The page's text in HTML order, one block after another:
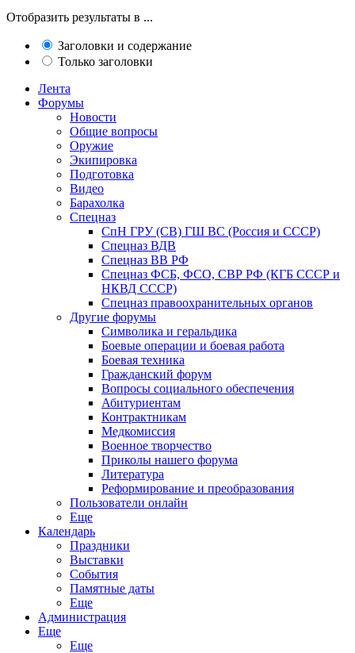
Отобразить результаты в ...
Заголовки и содержание
Только заголовки
Лента
Форумы
Новости
Общие вопросы
Оружие
Экипировка
Подготовка
Видео
Барахолка
Спецназ
СпН ГРУ (СВ) ГШ ВС (Россия и СССР)
Спецназ ВДВ
Спецназ ВВ РФ
Спецназ ФСБ, ФСО, СВР РФ (КГБ СССР и
НКВД СССР)
Спецназ правоохранительных органов
Другие форумы
Символика и геральдика
Боевые операции и боевая работа
Боевая техника
Гражданский форум
Вопросы социального обеспечения
Абитуриентам
Контрактникам
Медкомиссия
Военное творчество
Приколы нашего форума
Литература
Реформирование и преобразования
Пользователи онлайн
Еще
Календарь
Праздники
Выставки
События
Памятные даты
Еще
Администрация
Еще
Еще